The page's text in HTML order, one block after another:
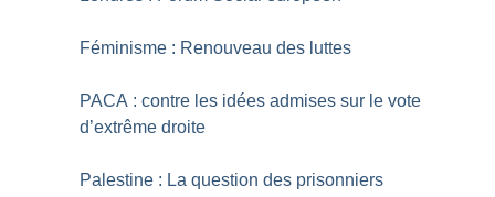
Féminisme : Renouveau des luttes
PACA : contre les idées admises sur le vote
d’extrême droite
Palestine : La question des prisonniers